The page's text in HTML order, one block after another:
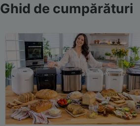
Ghid de cumpărături